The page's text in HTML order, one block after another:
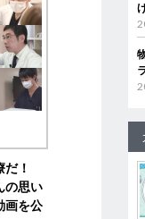
だ！
の思い
画を公